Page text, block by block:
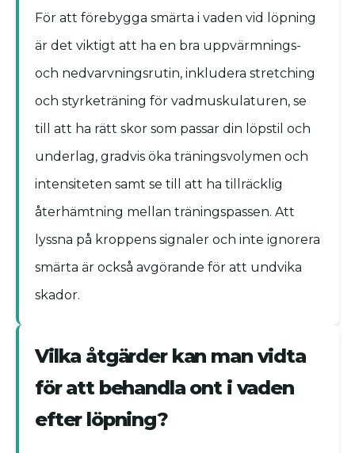
För att förebygga smärta i vaden vid löpning
är det viktigt att ha en bra uppvärmnings-
och nedvarvningsrutin, inkludera stretching
och styrketräning för vadmuskulaturen, se
till att ha rätt skor som passar din löpstil och
underlag, gradvis öka träningsvolymen och
intensiteten samt se till att ha tillräcklig
återhämtning mellan träningspassen. Att
lyssna på kroppens signaler och inte ignorera
smärta är också avgörande för att undvika
skador.
Vilka åtgärder kan man vidta
för att behandla ont i vaden
efter löpning?